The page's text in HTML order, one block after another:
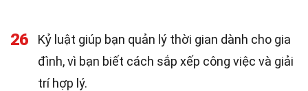
26
Kỷ luật giúp bạn quản lý thời gian dành cho gia
đình, vì bạn biết cách sắp xếp công việc và giải
trí hợp lý.